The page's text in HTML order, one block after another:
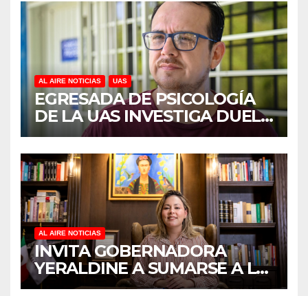
CIDOCS DE LA UAS
AL AIRE NOTICIAS UAS
EGRESADA DE PSICOLOGÍA
DE LA UAS INVESTIGA DUELO
ANTICIPADO Y SOBRECARGA
EN CUIDADORES DE
ADULTOS MAYORES
AL AIRE NOTICIAS
INVITA GOBERNADORA
YERALDINE A SUMARSE A LA
JORNADA NACIONAL DE